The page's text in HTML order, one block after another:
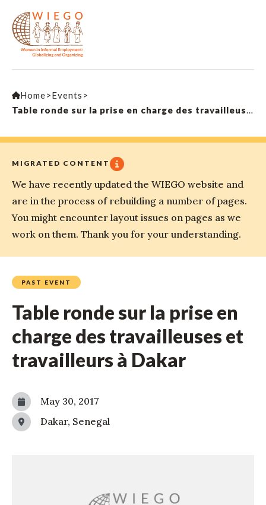
Home>Events >
Table ronde sur la prise en charge des travailleuses et travailleurs à Dakar
MIGRATED CONTENT
We have recently updated the WIEGO website and
are in the process of rebuilding a number of pages.
You might encounter layout issues on pages as we
work on them. Thank you for your understanding.
PAST EVENT
Table ronde sur la prise en
charge des travailleuses et
travailleurs à Dakar
May 30, 2017
Dakar, Senegal